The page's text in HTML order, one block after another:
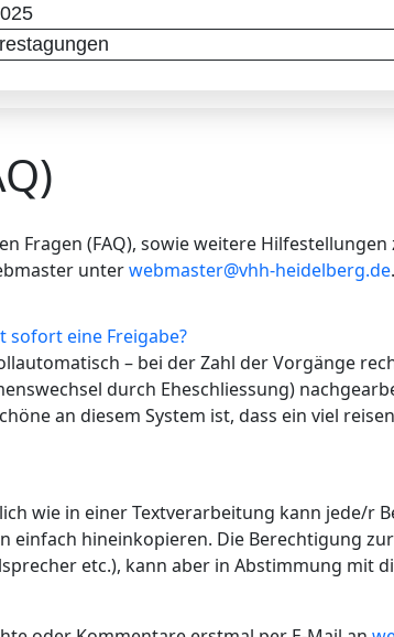
Fragen (FAQ), sowie weitere
unterwebmaster@vhh-heidelberg.de.
sofort eine Freigabe?
– bei der Zahl der Vorgänge
durch Eheschliessung)
an diesem System ist, dass ein viel
wie in einer Textverarbeitung kann jede/
hineinkopieren. Die Berechtigung
etc.), kann aber in Abstimmung mit